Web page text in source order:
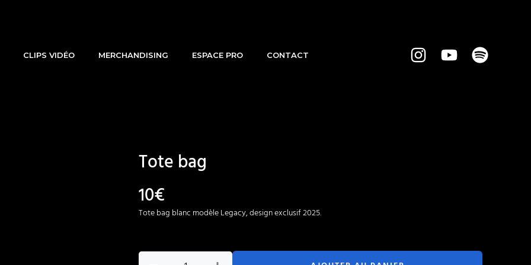
CLIPS VIDÉO MERCHANDISING ESPACE PRO CONTACT
Tote bag
10€
Tote bag blanc modèle Legacy, design exclusif 2025.
de